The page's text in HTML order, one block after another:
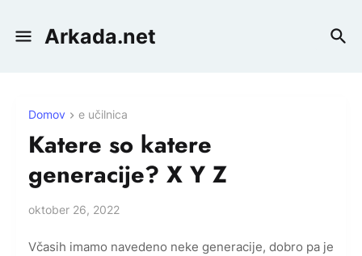
Arkada.net
Domov e učilnica
Katere so katere
generacije? X Y Z
oktober 26, 2022
Včasih imamo navedeno neke generacije, dobro pa je